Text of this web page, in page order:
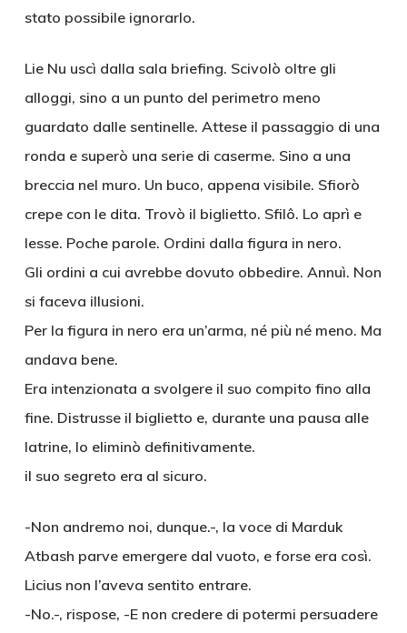
stato possibile ignorarlo.
Lie Nu uscì dalla sala briefing. Scivolò oltre gli
alloggi, sino a un punto del perimetro meno
guardato dalle sentinelle. Attese il passaggio di una
ronda e superò una serie di caserme. Sino a una
breccia nel muro. Un buco, appena visibile. Sfiorò
crepe con le dita. Trovò il biglietto. Sfilô. Lo aprì e
lesse. Poche parole. Ordini dalla figura in nero.
Gli ordini a cui avrebbe dovuto obbedire. Annuì. Non
si faceva illusioni.
Per la figura in nero era un’arma, né più né meno. Ma
andava bene.
Era intenzionata a svolgere il suo compito fino alla
fine. Distrusse il biglietto e, durante una pausa alle
latrine, lo eliminò definitivamente.
il suo segreto era al sicuro.
-Non andremo noi, dunque.-, la voce di Marduk
Atbash parve emergere dal vuoto, e forse era così.
Licius non l’aveva sentito entrare.
-No.-, rispose, -E non credere di potermi persuadere